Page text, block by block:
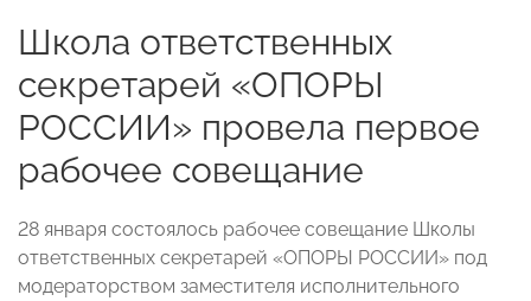
Школа ответственных
секретарей «ОПОРЫ
РОССИИ» провела первое
рабочее совещание
28 января состоялось рабочее совещание Школы
ответственных секретарей «ОПОРЫ РОССИИ» под
модераторством заместителя исполнительного